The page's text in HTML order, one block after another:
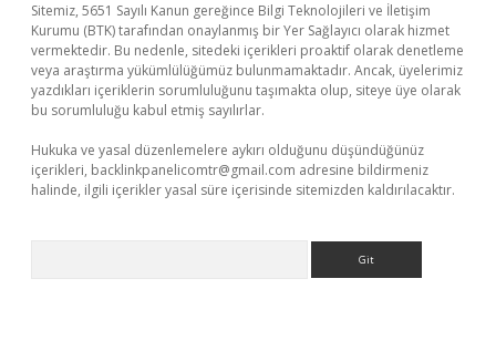
Sitemiz, 5651 Sayılı Kanun gereğince Bilgi Teknolojileri ve İletişim
Kurumu (BTK) tarafından onaylanmış bir Yer Sağlayıcı olarak hizmet
vermektedir. Bu nedenle, sitedeki içerikleri proaktif olarak denetleme
veya araştırma yükümlülüğümüz bulunmamaktadır. Ancak, üyelerimiz
yazdıkları içeriklerin sorumluluğunu taşımakta olup, siteye üye olarak
bu sorumluluğu kabul etmiş sayılırlar.
Hukuka ve yasal düzenlemelere aykırı olduğunu düşündüğünüz
içerikleri, backlinkpanelicomtr@gmail.com adresine bildirmeniz
halinde, ilgili içerikler yasal süre içerisinde sitemizden kaldırılacaktır.